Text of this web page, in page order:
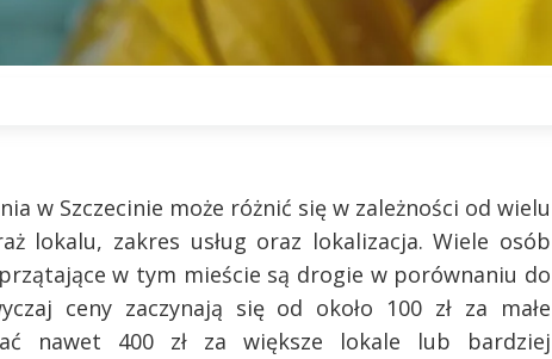
w Szczecinie może różnić się w zależności od wielu
lokalu, zakres usług oraz lokalizacja. Wiele osób
w tym mieście są drogie w porównaniu do
ceny zaczynają się od około 100 zł za małe
nawet 400 zł za większe lokale lub bardziej